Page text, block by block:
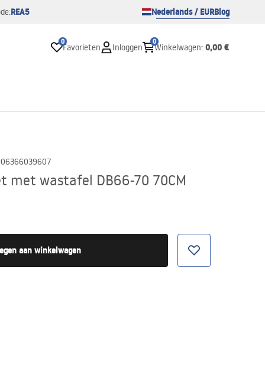
REA5 Nederlands / EURBlog
0
Favorieten Inloggen
0
Winkelwagen: 0,00 €
met wastafel DB66-70 70CM
aan winkelwagen